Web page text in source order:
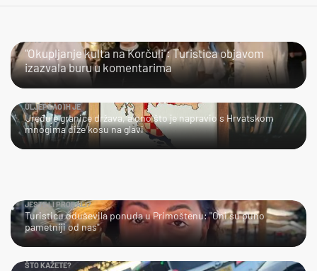
"Okupljanje kulta na Korčuli": Turistica objavom
izazvala buru u komentarima
ULJEPŠAO IH JE
Uređuje granice država, a ono što je napravio s Hrvatskom
mnogima diže kosu na glavi
JESTE LI PROBALI?
Turisticu oduševila ponuda u Primoštenu: "Oni su puno
pametniji od nas"
ŠTO KAŽETE?